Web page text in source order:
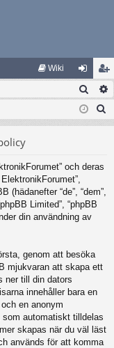
Wiki
og
ga
li
m
m
Sök
och deras
(hädanefter “de”, “dem”,
Limited”, “phpBB
din användning av
genom att besöka
mjukvaran att skapa ett
ner till din dators
innehåller bara en
en anonym
som automatiskt tilldelas
skapas när du väl läst
används för att komma